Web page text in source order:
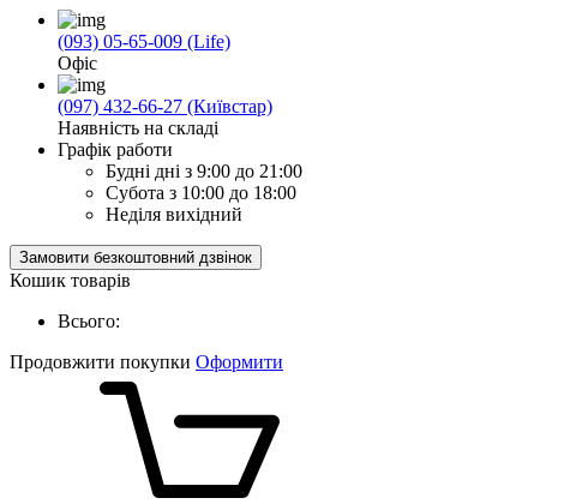
(093) 05-65-009 (Life)
Офіс
(097) 432-66-27 (Київстар)
Наявність на складі
Графік работи
Будні дні з 9:00 до 21:00
Субота з 10:00 до 18:00
Неділя вихідний
Замовити безкоштовний дзвінок
Кошик товарів
Всього:
Продовжити покупки Оформити